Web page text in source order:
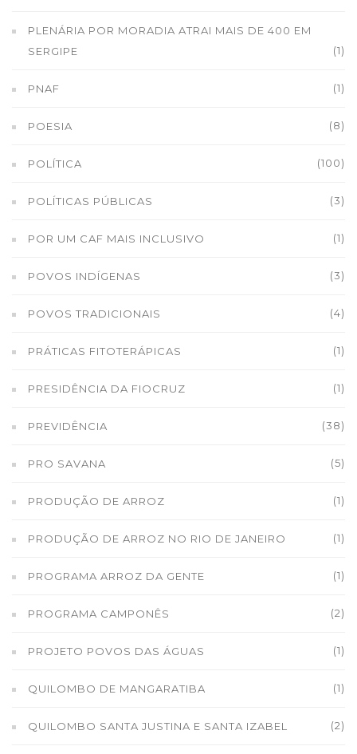
PLENÁRIA POR MORADIA ATRAI MAIS DE 400 EM
SERGIPE
(1)
PNAF (1)
POESIA (8)
POLÍTICA (100)
POLÍTICAS PÚBLICAS (3)
POR UM CAF MAIS INCLUSIVO (1)
POVOS INDÍGENAS (3)
POVOS TRADICIONAIS (4)
PRÁTICAS FITOTERÁPICAS (1)
PRESIDÊNCIA DA FIOCRUZ (1)
PREVIDÊNCIA (38)
PRO SAVANA (5)
PRODUÇÃO DE ARROZ (1)
PRODUÇÃO DE ARROZ NO RIO DE JANEIRO (1)
PROGRAMA ARROZ DA GENTE (1)
PROGRAMA CAMPONÊS (2)
PROJETO POVOS DAS ÁGUAS (1)
QUILOMBO DE MANGARATIBA (1)
QUILOMBO SANTA JUSTINA E SANTA IZABEL (2)